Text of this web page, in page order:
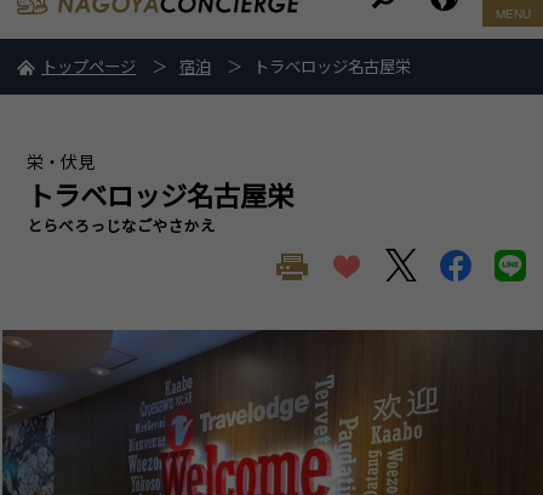
トップページ 宿泊 トラベロッジ名古屋栄
栄・伏見
トラベロッジ名古屋栄
とらべろっじなごやさかえ